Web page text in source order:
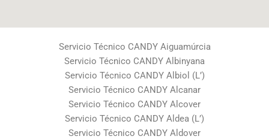
Servicio Técnico CANDY Aiguamúrcia
Servicio Técnico CANDY Albinyana
Servicio Técnico CANDY Albiol (L’)
Servicio Técnico CANDY Alcanar
Servicio Técnico CANDY Alcover
Servicio Técnico CANDY Aldea (L’)
Servicio Técnico CANDY Aldover